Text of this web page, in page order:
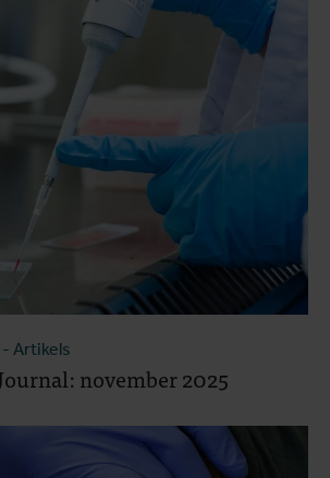
- Artikels
november 2025